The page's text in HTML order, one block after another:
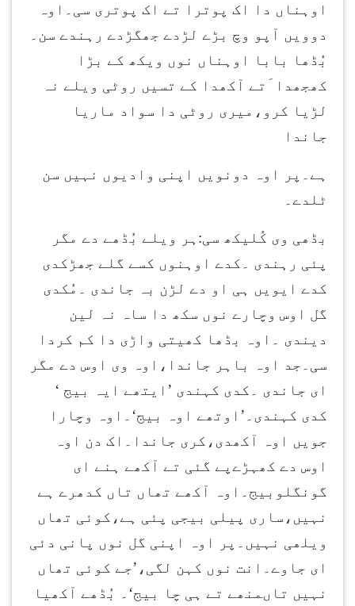
اوہناں دا اک پوترا تے اک پوتری سی۔اوہ
دوویں آپو وچ بڑے لڑدے جھگڑدے رہندے سن۔
بُڈھا بابا اوہناں نوں ویکھ کے بڑا
کھجھدا َتے آکھدا کے تسیں روٹی ویلے نہ
لڑیا کرو،میری روٹی دا سواد ماریا
جاندا
ہے۔پر اوہ دونویں اپنی وادیوں نہیں سن
ٹلدے۔
بڈھی وی کُلیکھ سی:ہر ویلے بُڈھے دے مگر
پئی رہندی ۔کدے اوہنوں کسے گلے جھڑکدی
کدے ایویں ہی او دے لڑن بہ جاندی ۔مُکدی
گل اوس وچارے نوں سکھ دا ساہ نہ لین
دیندی ۔اوہ بڈھا کھیتی واڑی دا کم کردا
سی۔جد اوہ باہر جاندا،اوہ وی اوس دے مگر
ای جاندی ۔کدی کہندی ’ایتھے ایہ بیج ‘
کدی کہندی۔’اوتھے اوہ بیج‘۔اوہ وچارا
جویں اوہ آکھدی،کری جاندا۔اک دن اوہ
اوس دے کھہڑےپے گئی تے آکھے ہنے ای
گونگلوبیج۔اوہ آکھے تھاں تاں کدھرے ہے
نہیں،ساری پیلی بیجی پئی ہے،کوئی تھاں
ویلھی نہیں۔پر اوہ اپنی گل نوں پانی دئی
ای جاوے۔انت نوں کہن لگی،’جے کوئی تھاں
نہیں تاںمنھے تے ہی چا بیج‘۔ بُڈھے آکھیا